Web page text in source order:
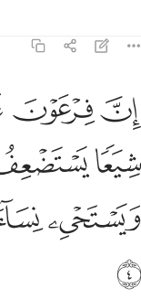
ان فرعون علا في
إِنَّ فِرْعَوْنَ عَلَا فِى
ﲞﲟ
ﲥ
ﲫ
ﲲ